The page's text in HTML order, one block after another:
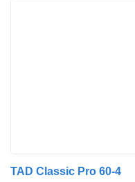
TAD Classic Pro 60-4